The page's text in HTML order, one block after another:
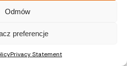
Odmów
preferencje
Privacy Statement